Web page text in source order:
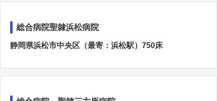
総合病院聖隷浜松病院
静岡県浜松市中央区（最寄：浜松駅）750床